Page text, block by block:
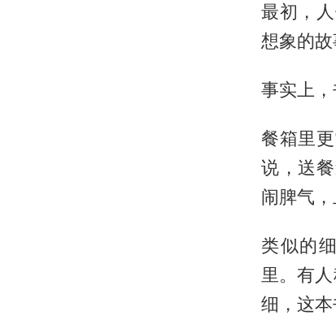
最初，
想象的
事实上
餐箱里
说，送
闹脾气，
类似的
里。有
细，这本